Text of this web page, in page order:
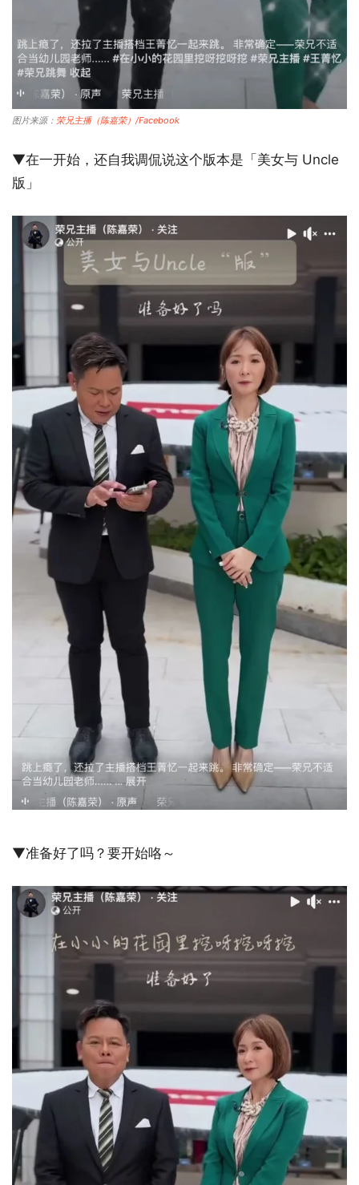
图片来源： 荣兄主播（陈嘉荣）/Facebook
▼在一开始，还自我调侃说这个版本是「美女与 Uncle
版」
▼准备好了吗？要开始咯～